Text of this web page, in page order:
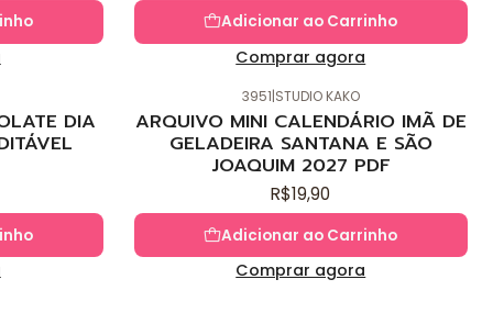
Adicionar ao Carrinho
Comprar agora
DIA
3951|STUDIO KAKO
ARQUIVO MINI CALENDÁRIO IMÃ DE
GELADEIRA SANTANA E SÃO
JOAQUIM 2027 PDF
R$19,90
Adicionar ao Carrinho
Comprar agora